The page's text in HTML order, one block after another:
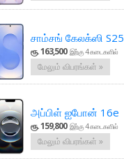
சாம்சங் கேலக்ஸி S25
ரூ. 163,500 இற்கு 4 கடைகளில்
மேலும் விபரங்கள் »
அப்பிள் ஐபோன் 16e
ரூ. 159,800 இற்கு 4 கடைகளில்
மேலும் விபரங்கள் »